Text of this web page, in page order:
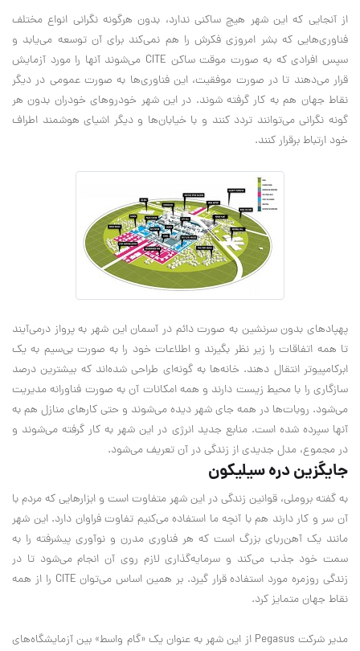
از آنجایی که این شهر هیچ ساکنی ندارد، بدون هرگونه نگرانی انواع مختلف
فناوری‌هایی که بشر امروزی فکرش را هم نمی‌کند برای آن توسعه می‌یابد و
سپس افرادی که به صورت موقت ساکن CITE می‌شوند آنها را مورد آزمایش
قرار می‌دهند تا در صورت موفقیت، این فناوری‌ها به صورت عمومی در دیگر
نقاط جهان هم به کار گرفته شوند. در این شهر خودروهای خودران بدون هر
گونه نگرانی می‌توانند تردد کنند و با خیابان‌ها و دیگر اشیای هوشمند اطراف
خود ارتباط برقرار کنند.
پهپادهای بدون سرنشین به صورت دائم در آسمان این شهر به پرواز درمی‌آیند
تا همه اتفاقات را زیر نظر بگیرند و اطلاعات خود را به صورت بی‌سیم به یک
ابرکامپیوتر انتقال دهند. خانه‌ها به گونه‌ای طراحی شده‌اند که بیشترین درصد
سازگاری را با محیط زیست دارند و همه امکانات آن به صورت فناورانه مدیریت
می‌شود. روبات‌ها در همه جای شهر دیده می‌شوند و حتی کارهای منازل هم به
آنها سپرده شده است. منابع جدید انرژی در این شهر به کار گرفته می‌شوند و
در مجموع، مدل جدیدی از زندگی در آن تعریف می‌شود.
جایگزین دره سیلیکون
به گفته بروملی، قوانین زندگی در این شهر متفاوت است و ابزارهایی که مردم با
آن سر و کار دارند هم با آنچه ما استفاده می‌کنیم تفاوت فراوان دارد. این شهر
مانند یک آهن‌ربای بزرگ است که هر فناوری مدرن و نوآوری پیشرفته را به
سمت خود جذب می‌کند و سرمایه‌گذاری لازم روی آن انجام می‌شود تا در
زندگی روزمره مورد استفاده قرار گیرد. بر همین اساس می‌توان CITE را از همه
نقاط جهان متمایز کرد.
مدیر شرکت Pegasus از این شهر به عنوان یک «گام واسط» بین آزمایشگاه‌های